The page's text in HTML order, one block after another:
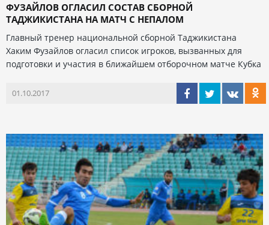
ФУЗАЙЛОВ ОГЛАСИЛ СОСТАВ СБОРНОЙ
ТАДЖИКИСТАНА НА МАТЧ С НЕПАЛОМ
Главный тренер национальной сборной Таджикистана
Хаким Фузайлов огласил список игроков, вызванных для
подготовки и участия в ближайшем отборочном матче Кубка
01.10.2017